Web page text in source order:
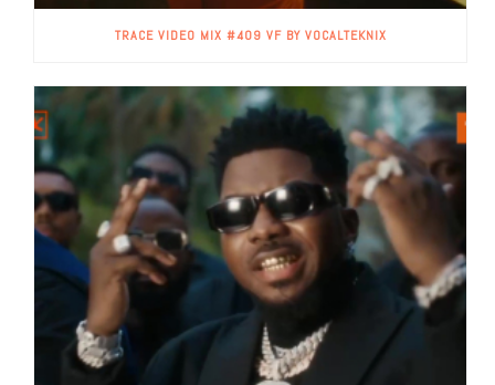
TRACE VIDEO MIX #409 VF BY VOCALTEKNIX